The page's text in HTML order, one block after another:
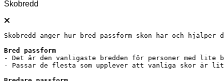
Skobredd
Skobredd anger hur bred passform skon har och
- Det är den vanligaste bredden för personer med lite
- Passar de flesta som upplever att vanliga skor är